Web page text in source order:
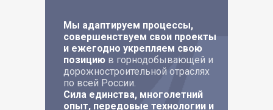
Мы адаптируем процессы,
совершенствуем свои проекты
и ежегодно укрепляем свою
позицию в горнодобывающей и
дорожностроительной отраслях
по всей России.
Сила единства, многолетний
опыт, передовые технологии и